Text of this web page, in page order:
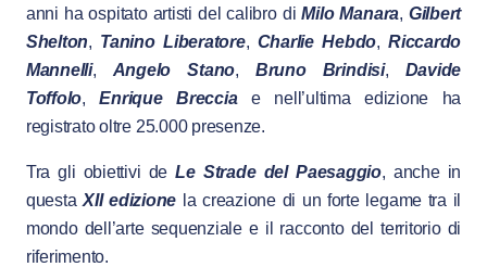
anni ha ospitato artisti del calibro diMilo Manara, Gilbert
Shelton, Tanino Liberatore, Charlie Hebdo,Riccardo
Mannelli, Angelo Stano, Bruno Brindisi, Davide
Toffolo,Enrique Brecciae nell’ultima edizione ha
registrato oltre 25.000 presenze.
Tra gli obiettivi deLe Strade del Paesaggio, anche in
questaXII edizione la creazione di un forte legame tra il
mondo dell’arte sequenziale e il racconto del territorio di
riferimento.